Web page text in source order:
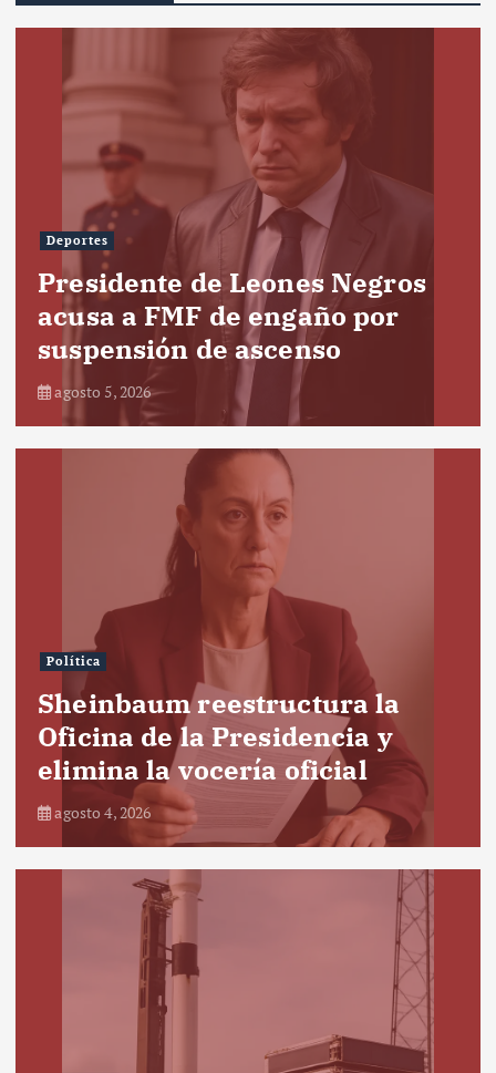
Deportes
Presidente de Leones Negros
acusa a FMF de engaño por
suspensión de ascenso
agosto 5, 2026
Política
Sheinbaum reestructura la
Oficina de la Presidencia y
elimina la vocería oficial
agosto 4, 2026